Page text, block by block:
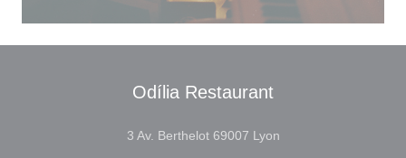
Odília Restaurant
3 Av. Berthelot 69007 Lyon((ouvre une nouvelle